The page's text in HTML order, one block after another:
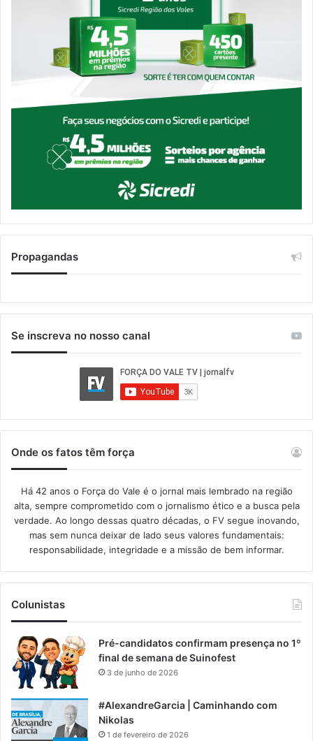
Propagandas
Se inscreva no nosso canal
Onde os fatos têm força
Há 42 anos o Força do Vale é o jornal mais lembrado na região
alta, sempre comprometido com o jornalismo ético e a busca pela
verdade. Ao longo dessas quatro décadas, o FV segue inovando,
mas sem nunca deixar de lado seus valores fundamentais:
responsabilidade, integridade e a missão de bem informar.​
Colunistas
Pré-candidatos confirmam presença no 1º
final de semana de Suinofest
3 de junho de 2026
#AlexandreGarcia | Caminhando com
Nikolas
1 de fevereiro de 2026